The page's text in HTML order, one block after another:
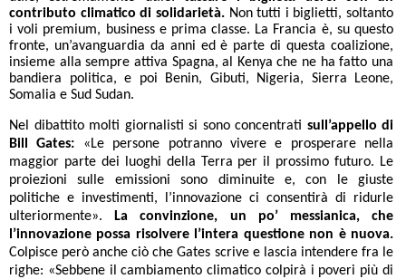
contributo climatico di solidarietà.Non tutti i biglietti, soltanto
i voli premium, business e prima classe. La Francia è, su questo
fronte, un’avanguardia da anni ed è parte di questa coalizione,
insieme alla sempre attiva Spagna, al Kenya che ne ha fatto una
bandiera politica, e poi Benin, Gibuti, Nigeria, Sierra Leone,
Somalia e Sud Sudan.
Nel dibattito molti giornalisti si sono concentrati sull’appello di
Bill Gates: «Le persone potranno vivere e prosperare nella
maggior parte dei luoghi della Terra per il prossimo futuro. Le
proiezioni sulle emissioni sono diminuite e, con le giuste
politiche e investimenti, l’innovazione ci consentirà di ridurle
ulteriormente».
La convinzione, un po’ messianica, che
l’innovazione possa risolvere l’intera questione non è nuova.
Colpisce però anche ciò che Gates scrive e lascia intendere fra le
righe: «Sebbene il cambiamento climatico colpirà i poveri più di